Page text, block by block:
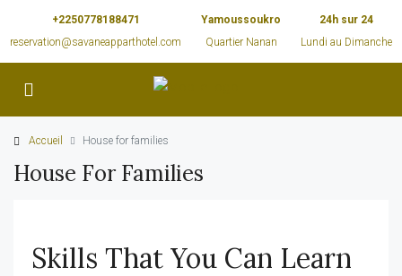
+2250778188471
reservation@savaneapparthotel.com
Yamoussoukro
Quartier Nanan
24h sur 24
Lundi au Dimanche
Accueil House for families
House For Families
Skills That You Can Learn